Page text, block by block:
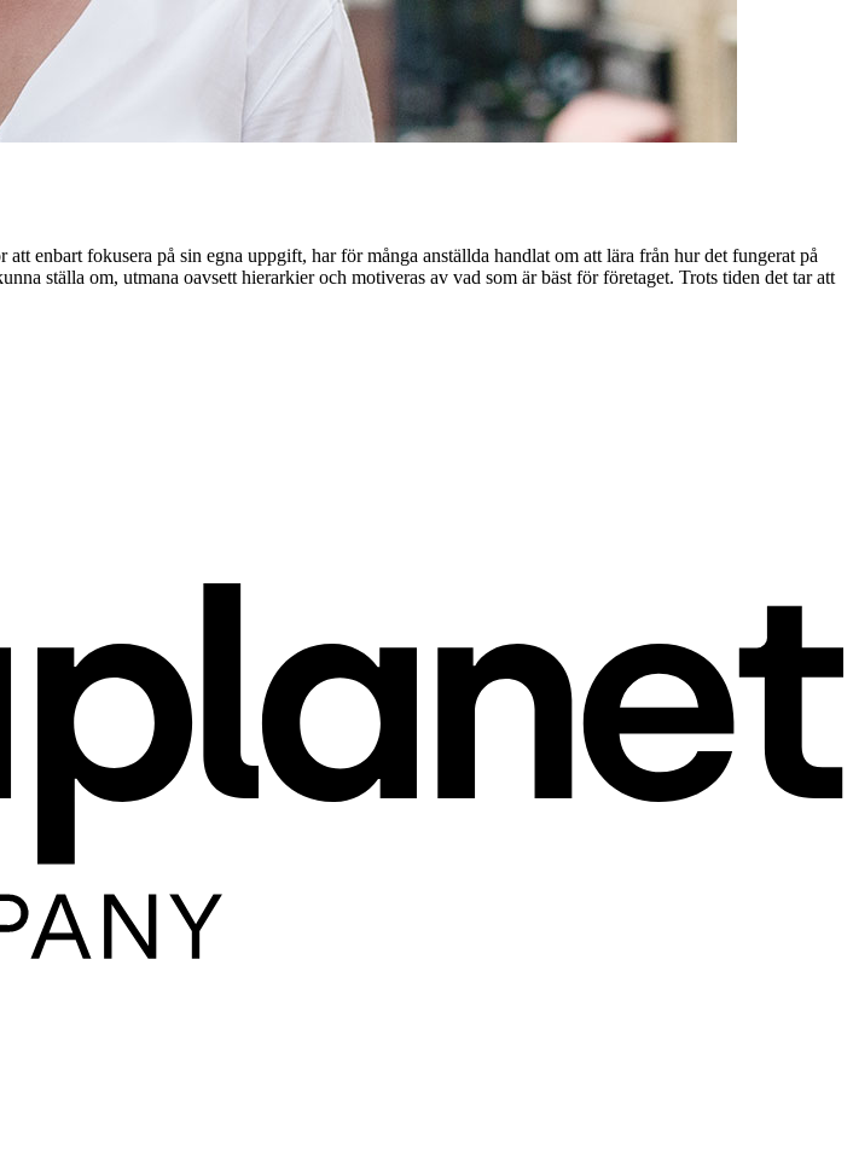
enbart fokusera på sin egna uppgift, har för många anställda handlat om att lära från hur det fungerat på
ställa om, utmana oavsett hierarkier och motiveras av vad som är bäst för företaget. Trots tiden det tar att